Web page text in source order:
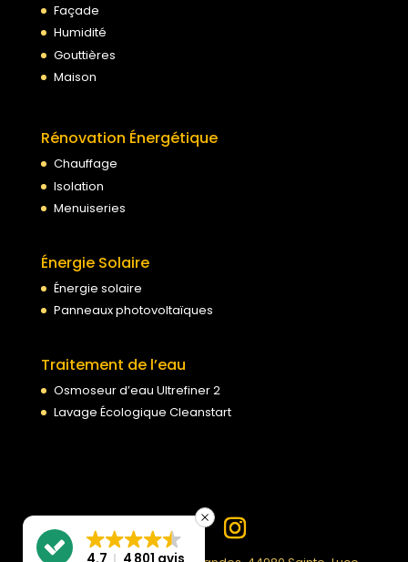
Façade
Humidité
Gouttières
Maison
Rénovation Énergétique
Chauffage
Isolation
Menuiseries
Énergie Solaire
Énergie solaire
Panneaux photovoltaïques
Traitement de l’eau
Osmoseur d’eau Ultrefiner 2
Lavage Écologique Cleanstart